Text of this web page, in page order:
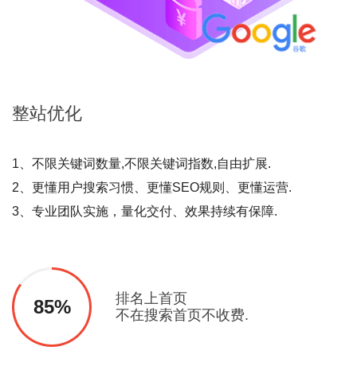
整站优化
1、不限关键词数量,不限关键词指数,自由扩展.
2、更懂用户搜索习惯、更懂SEO规则、更懂运营.
3、专业团队实施，量化交付、效果持续有保障.
85%
排名上首页
不在搜索首页不收费.